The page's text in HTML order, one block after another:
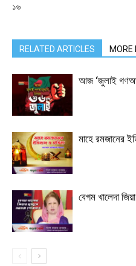
১৬
RELATED ARTICLES MORE
আজ ‘জুলাই
মাহে রমজানের
বেগম খালেদা